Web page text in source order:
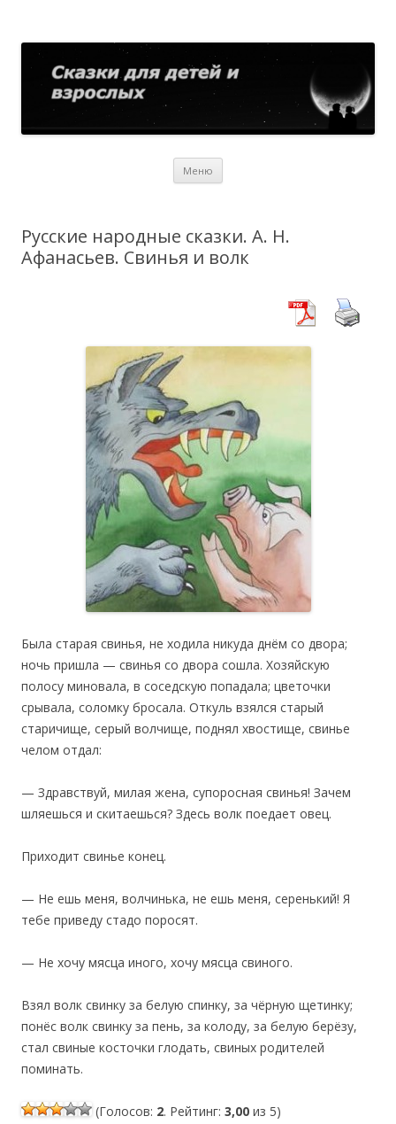
Меню
Русские народные сказки. А. Н.
Афанасьев. Свинья и волк
Была старая свинья, не ходила никуда днём со двора;
ночь пришла — свинья со двора сошла. Хозяйскую
полосу миновала, в соседскую попадала; цветочки
срывала, соломку бросала. Откуль взялся старый
старичище, серый волчище, поднял хвостище, свинье
челом отдал:
— Здравствуй, милая жена, супоросная свинья! Зачем
шляешься и скитаешься? Здесь волк поедает овец.
Приходит свинье конец.
— Не ешь меня, волчинька, не ешь меня, серенький! Я
тебе приведу стадо поросят.
— Не хочу мясца иного, хочу мясца свиного.
Взял волк свинку за белую спинку, за чёрную щетинку;
понёс волк свинку за пень, за колоду, за белую берёзу,
стал свиные косточки глодать, свиных родителей
поминать.
(Голосов: 2. Рейтинг: 3,00 из 5)